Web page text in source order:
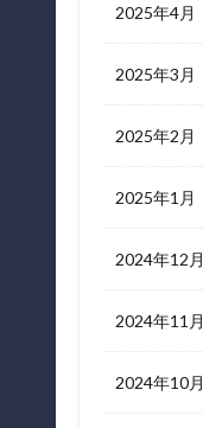
2025年4月
2025年3月
2025年2月
2025年1月
2024年12月
2024年11月
2024年10月